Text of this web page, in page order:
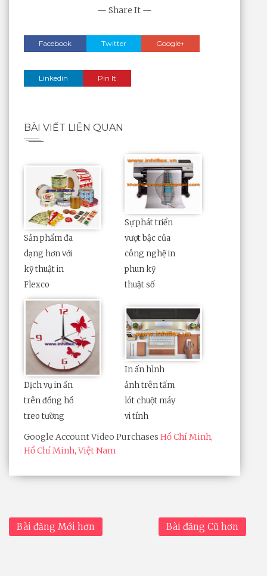
— Share It —
Facebook Twitter Google+
Linkedin Pin It
BÀI VIẾT LIÊN QUAN
Sản phẩm đa
dạng hơn với
kỹ thuật in
Flexco
Sự phát triển
vượt bậc của
công nghệ in
phun kỹ
thuật số
Dịch vụ in ấn
trên đồng hồ
treo tường
In ấn hình
ảnh trên tấm
lót chuột máy
vi tính
Google Account Video Purchases Hồ Chí Minh,
Hồ Chí Minh, Việt Nam
Bài đăng Mới hơn Bài đăng Cũ hơn